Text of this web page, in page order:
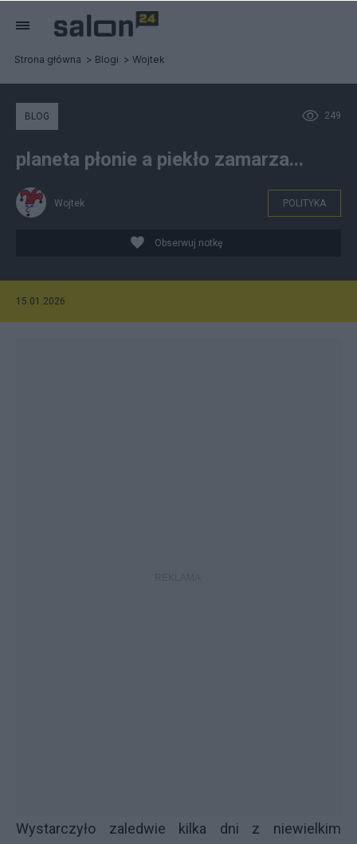
Strona główna Blogi Wojtek
249
BLOG
planeta płonie a piekło zamarza...
Wojtek POLITYKA
Obserwuj notkę
15.01.2026
Wystarczyło zaledwie kilka dni z niewielkim